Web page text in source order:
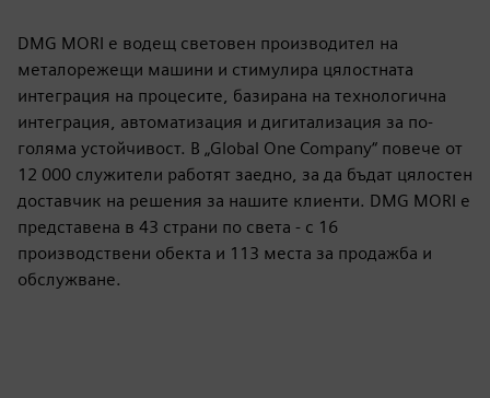
DMG MORI е водещ световен производител на
металорежещи машини и стимулира цялостната
интеграция на процесите, базирана на технологична
интеграция, автоматизация и дигитализация за по-
голяма устойчивост. В „Global One Company“ повече от
12 000 служители работят заедно, за да бъдат цялостен
доставчик на решения за нашите клиенти. DMG MORI е
представена в 43 страни по света - с 16
производствени обекта и 113 места за продажба и
обслужване.